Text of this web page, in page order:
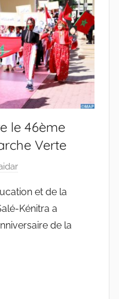
le 46ème
Verte
et de la
Kénitra a
de la